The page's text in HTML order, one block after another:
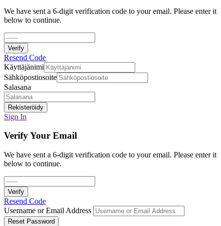
We have sent a 6-digit verification code to your email. Please enter it
below to continue.
Verify
Resend Code
Käyttäjänimi
Sähköpostiosoite
Salasana
Rekisteröidy
Sign In
Verify Your Email
We have sent a 6-digit verification code to your email. Please enter it
below to continue.
Verify
Resend Code
Username or Email Address
Reset Password